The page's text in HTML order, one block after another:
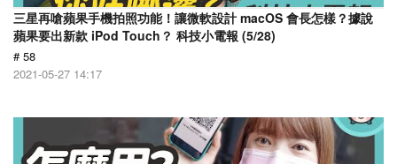
三星再嗆蘋果手機拍照功能！讓微軟設計 macOS 會長怎樣？據說
蘋果要出新款 iPod Touch？ 科技小電報 (5/28)
# 58
2021-05-27 14:17